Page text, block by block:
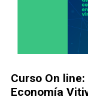
Curso On
Economía